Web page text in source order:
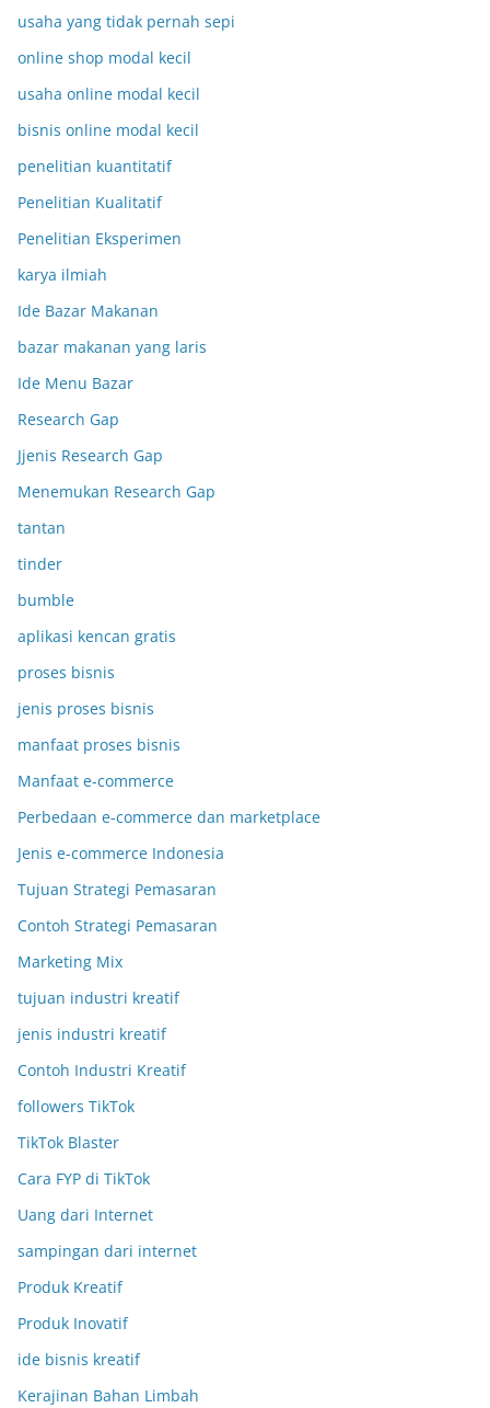
usaha yang tidak pernah sepi
online shop modal kecil
usaha online modal kecil
bisnis online modal kecil
penelitian kuantitatif
Penelitian Kualitatif
Penelitian Eksperimen
karya ilmiah
Ide Bazar Makanan
bazar makanan yang laris
Ide Menu Bazar
Research Gap
Jjenis Research Gap
Menemukan Research Gap
tantan
tinder
bumble
aplikasi kencan gratis
proses bisnis
jenis proses bisnis
manfaat proses bisnis
Manfaat e-commerce
Perbedaan e-commerce dan marketplace
Jenis e-commerce Indonesia
Tujuan Strategi Pemasaran
Contoh Strategi Pemasaran
Marketing Mix
tujuan industri kreatif
jenis industri kreatif
Contoh Industri Kreatif
followers TikTok
TikTok Blaster
Cara FYP di TikTok
Uang dari Internet
sampingan dari internet
Produk Kreatif
Produk Inovatif
ide bisnis kreatif
Kerajinan Bahan Limbah